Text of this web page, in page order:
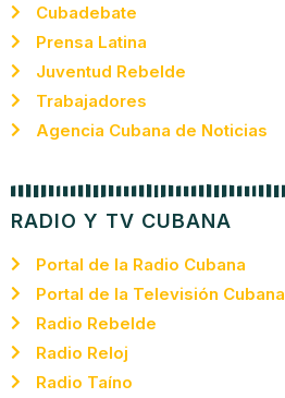
Cubadebate
Prensa Latina
Juventud Rebelde
Trabajadores
Agencia Cubana de Noticias
RADIO Y TV CUBANA
Portal de la Radio Cubana
Portal de la Televisión Cubana
Radio Rebelde
Radio Reloj
Radio Taíno